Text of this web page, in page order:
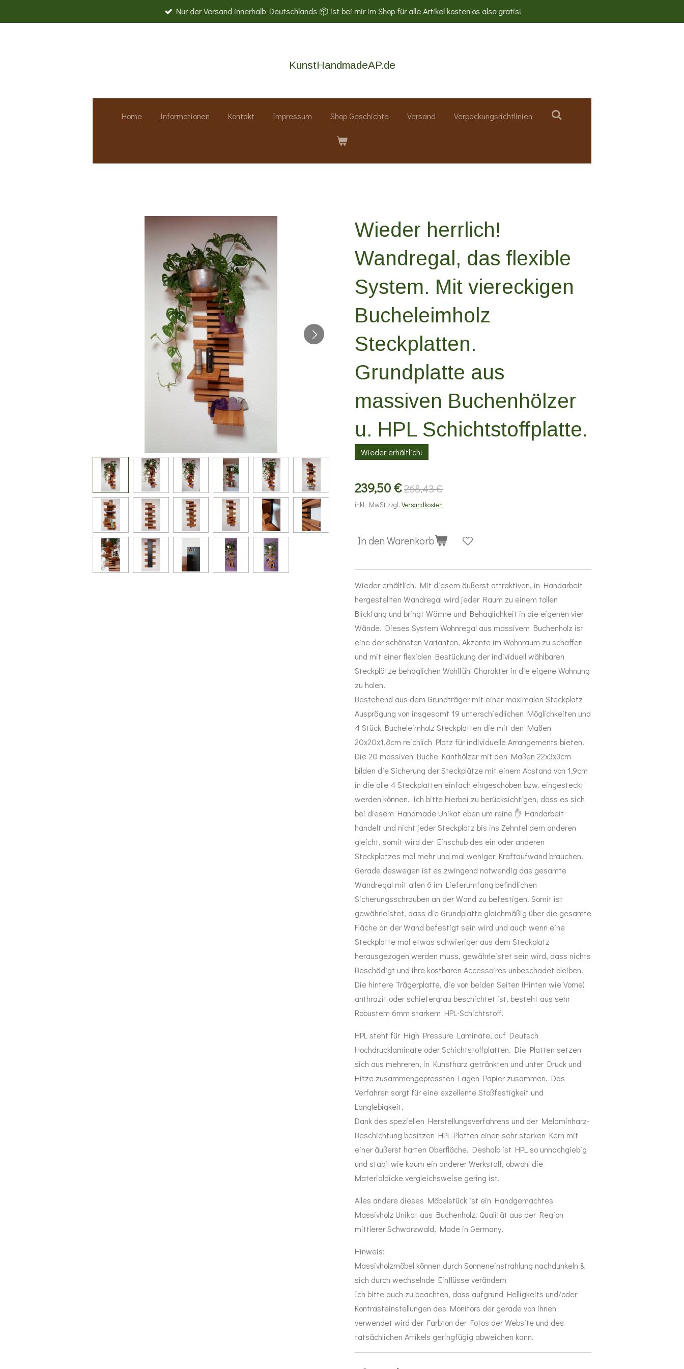
Hauptinhalt
Nur der Versand innerhalb Deutschlands 📦 ist bei mir im Shop für alle Artikel kostenlos also gratis!
KunstHandmadeAP.de
Home Informationen Kontakt Impressum Shop Geschichte Versand Verpackungsrichtlinien
Wieder herrlich!
Wandregal, das flexible
System. Mit viereckigen
Bucheleimholz
Steckplatten.
Grundplatte aus
massiven Buchenhölzer
u. HPL Schichtstoffplatte.
Wieder erhältlich!
239,50 €268,43 €
inkl. MwSt zzgl. Versandkosten
In den Warenkorb
Wieder erhältlich! Mit diesem äußerst attraktiven, in Handarbeit
hergestellten Wandregal wird jeder Raum zu einem tollen
Blickfang und bringt Wärme und Behaglichkeit in die eigenen vier
Wände. Dieses System Wohnregal aus massivem Buchenholz ist
eine der schönsten Varianten, Akzente im Wohnraum zu schaffen
und mit einer flexiblen Bestückung der individuell wählbaren
Steckplätze behaglichen Wohlfühl Charakter in die eigene Wohnung
zu holen.
Bestehend aus dem Grundträger mit einer maximalen Steckplatz
Ausprägung von insgesamt 19 unterschiedlichen Möglichkeiten und
4 Stück Bucheleimholz Steckplatten die mit den Maßen
20x20x1,8cm reichlich Platz für individuelle Arrangements bieten.
Die 20 massiven Buche Kanthölzer mit den Maßen 22x3x3cm
bilden die Sicherung der Steckplätze mit einem Abstand von 1,9cm
in die alle 4 Steckplatten einfach eingeschoben bzw. eingesteckt
werden können. Ich bitte hierbei zu berücksichtigen, dass es sich
bei diesem Handmade Unikat eben um reine ✋️ Handarbeit
handelt und nicht jeder Steckplatz bis ins Zehntel dem anderen
gleicht, somit wird der Einschub des ein oder anderen
Steckplatzes mal mehr und mal weniger Kraftaufwand brauchen.
Gerade deswegen ist es zwingend notwendig das gesamte
Wandregal mit allen 6 im Lieferumfang befindlichen
Sicherungsschrauben an der Wand zu befestigen. Somit ist
gewährleistet, dass die Grundplatte gleichmäßig über die gesamte
Fläche an der Wand befestigt sein wird und auch wenn eine
Steckplatte mal etwas schwieriger aus dem Steckplatz
herausgezogen werden muss, gewährleistet sein wird, dass nichts
Beschädigt und ihre kostbaren Accessoires unbeschadet bleiben.
Die hintere Trägerplatte, die von beiden Seiten (Hinten wie Vorne)
anthrazit oder schiefergrau beschichtet ist, besteht aus sehr
Robustem 6mm starkem HPL-Schichtstoff.
HPL steht für High Pressure Laminate, auf Deutsch
Hochdrucklaminate oder Schichtstoffplatten. Die Platten setzen
sich aus mehreren, in Kunstharz getränkten und unter Druck und
Hitze zusammengepressten Lagen Papier zusammen. Das
Verfahren sorgt für eine exzellente Stoßfestigkeit und
Langlebigkeit.
Dank des speziellen Herstellungsverfahrens und der Melaminharz-
Beschichtung besitzen HPL-Platten einen sehr starken Kern mit
einer äußerst harten Oberfläche. Deshalb ist HPL so unnachgiebig
und stabil wie kaum ein anderer Werkstoff, obwohl die
Materialdicke vergleichsweise gering ist.
Alles andere dieses Möbelstück ist ein Handgemachtes
Massivholz Unikat aus Buchenholz. Qualität aus der Region
mittlerer Schwarzwald, Made in Germany.
Hinweis:
Massivholzmöbel können durch Sonneneinstrahlung nachdunkeln &
sich durch wechselnde Einflüsse verändern
Ich bitte auch zu beachten, dass aufgrund Helligkeits und/oder
Kontrasteinstellungen des Monitors der gerade von ihnen
verwendet wird der Farbton der Fotos der Website und des
tatsächlichen Artikels geringfügig abweichen kann.